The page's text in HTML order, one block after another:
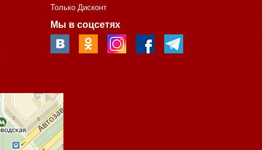
Только Дисконт
Мы в соцсетях